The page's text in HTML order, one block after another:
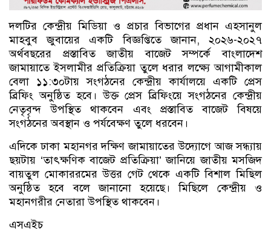
দলটির কেন্দ্রীয় মিডিয়া ও প্রচার বিভাগের প্রধান এহসানুল
মাহবুব জুবায়ের একটি বিজ্ঞপ্তিতে জানান, ২০২৬-২০২৭
অর্থবছরের প্রস্তাবিত জাতীয় বাজেট সম্পর্কে বাংলাদেশ
জামায়াতে ইসলামীর প্রতিক্রিয়া তুলে ধরার লক্ষ্যে আগামীকাল
বেলা ১১:৩০টায় সংগঠনের কেন্দ্রীয় কার্যালয়ে একটি প্রেস
ব্রিফিং অনুষ্ঠিত হবে। উক্ত প্রেস ব্রিফিংয়ে সংগঠনের কেন্দ্রীয়
নেতৃবৃন্দ উপস্থিত থাকবেন এবং প্রস্তাবিত বাজেট বিষয়ে
সংগঠনের অবস্থান ও পর্যবেক্ষণ তুলে ধরবেন।
এদিকে ঢাকা মহানগর দক্ষিণ জামায়াতের উদ্যোগে আজ সন্ধ্যায়
ছয়টায় ‘তাৎক্ষণিক বাজেট প্রতিক্রিয়া’ জানিয়ে জাতীয় মসজিদ
বায়তুল মোকাররমের উত্তর গেট থেকে একটি বিশাল মিছিল
অনুষ্ঠিত হবে বলে জানানো হয়েছে। মিছিলে কেন্দ্রীয় ও
মহানগরীর নেতারা উপস্থিত থাকবেন।
এসএইচ